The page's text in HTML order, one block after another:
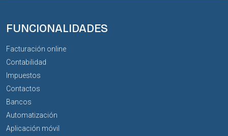
FUNCIONALIDADES
Facturación online
Contabilidad
Impuestos
Contactos
Bancos
Automatización
Aplicación móvil